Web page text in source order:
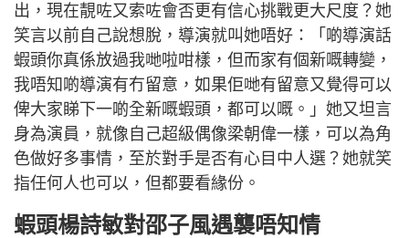
出，現在靚咗又索咗會否更有信心挑戰更大尺度？她
笑言以前自己說想脫，導演就叫她唔好：「啲導演話
蝦頭你真係放過我哋啦咁樣，但而家有個新嘅轉變，
我唔知啲導演有冇留意，如果佢哋有留意又覺得可以
俾大家睇下一啲全新嘅蝦頭，都可以嘅。」她又坦言
身為演員，就像自己超級偶像梁朝偉一樣，可以為角
色做好多事情，至於對手是否有心目中人選？她就笑
指任何人也可以，但都要看緣份。
蝦頭楊詩敏對邵子風遇襲唔知情